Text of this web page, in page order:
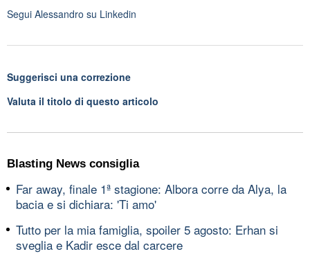
Segui Alessandro su Linkedin
Suggerisci una correzione
Valuta il titolo di questo articolo
Blasting News consiglia
Far away, finale 1ª stagione: Albora corre da Alya, la
bacia e si dichiara: 'Ti amo'
Tutto per la mia famiglia, spoiler 5 agosto: Erhan si
sveglia e Kadir esce dal carcere